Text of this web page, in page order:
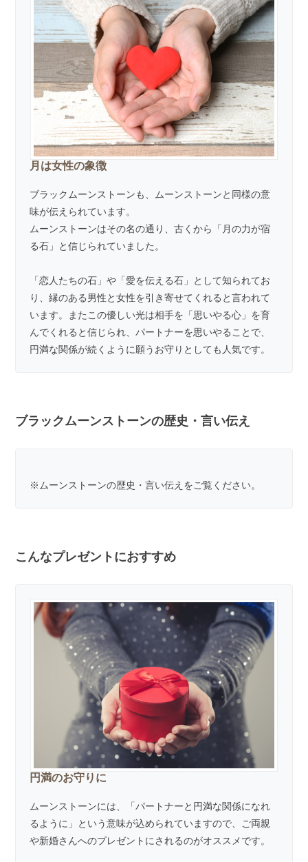
月は女性の象徴
ブラックムーンストーンも、ムーンストーンと同様の意
味が伝えられています。
ムーンストーンはその名の通り、古くから「月の力が宿
る石」と信じられていました。
「恋人たちの石」や「愛を伝える石」として知られてお
り、縁のある男性と女性を引き寄せてくれると言われて
います。またこの優しい光は相手を「思いやる心」を育
んでくれると信じられ、パートナーを思いやることで、
円満な関係が続くように願うお守りとしても人気です。
ブラックムーンストーンの歴史・言い伝え
※ムーンストーンの歴史・言い伝え をご覧ください。
こんなプレゼントにおすすめ
円満のお守りに
ムーンストーンには、「パートナーと円満な関係になれ
るように」という意味が込められていますので、ご両親
や新婚さんへのプレゼントにされるのがオススメです。